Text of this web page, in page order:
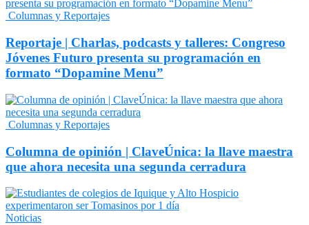
Columnas y Reportajes
Reportaje | Charlas, podcasts y talleres: Congreso
Jóvenes Futuro presenta su programación en
formato “Dopamine Menu”
Columnas y Reportajes
Columna de opinión | ClaveÚnica: la llave maestra
que ahora necesita una segunda cerradura
Noticias